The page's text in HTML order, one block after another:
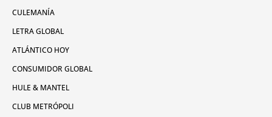
CULEMANÍA
LETRA GLOBAL
ATLÁNTICO HOY
CONSUMIDOR GLOBAL
HULE & MANTEL
CLUB METRÓPOLI